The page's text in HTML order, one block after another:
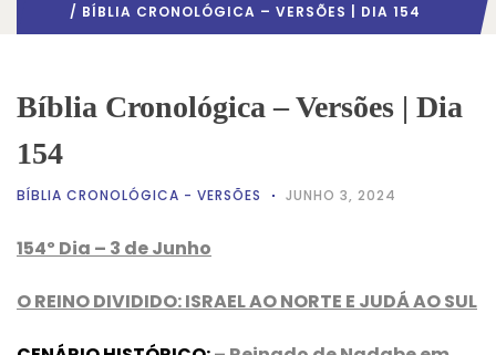
/ BÍBLIA CRONOLÓGICA – VERSÕES | DIA 154
Bíblia Cronológica – Versões | Dia
154
BÍBLIA CRONOLÓGICA - VERSÕES JUNHO 3, 2024
154º Dia – 3 de Junho
O REINO DIVIDIDO: ISRAEL AO NORTE E JUDÁ AO SUL